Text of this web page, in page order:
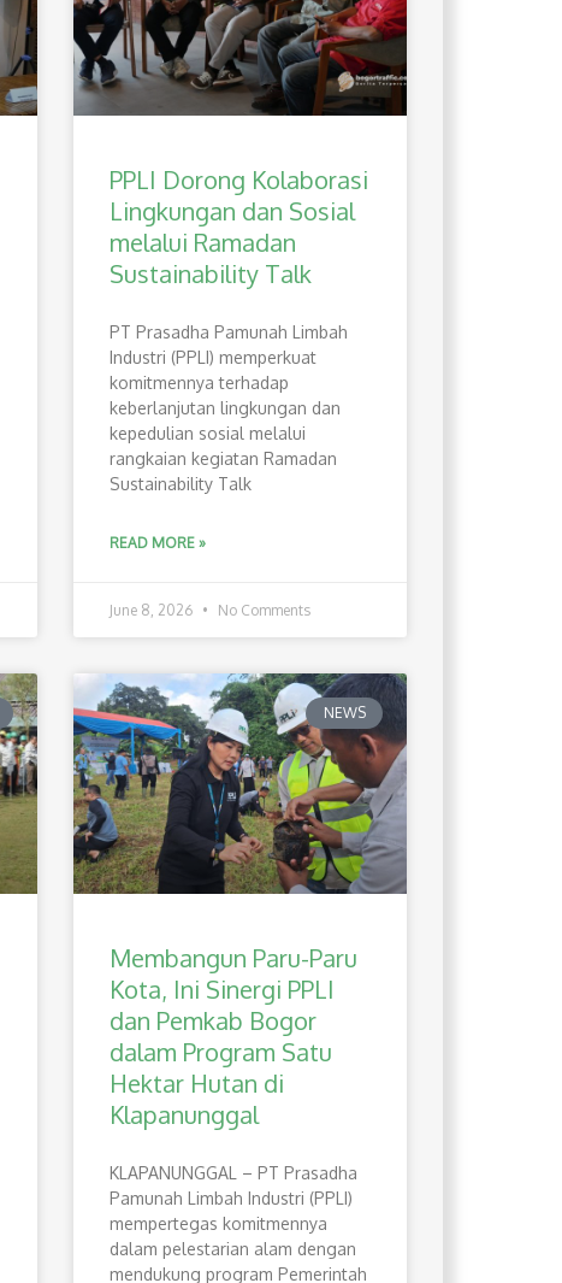
PPLI Dorong Kolaborasi
Lingkungan dan Sosial
melalui Ramadan
Sustainability Talk
PT Prasadha Pamunah Limbah
Industri (PPLI) memperkuat
komitmennya terhadap
keberlanjutan lingkungan dan
kepedulian sosial melalui
rangkaian kegiatan Ramadan
Sustainability Talk
READ MORE »
June 8, 2026 No Comments
NEWS
Membangun Paru-Paru
Kota, Ini Sinergi PPLI
dan Pemkab Bogor
dalam Program Satu
Hektar Hutan di
Klapanunggal
​KLAPANUNGGAL – PT Prasadha
Pamunah Limbah Industri (PPLI)
mempertegas komitmennya
dalam pelestarian alam dengan
mendukung program Pemerintah